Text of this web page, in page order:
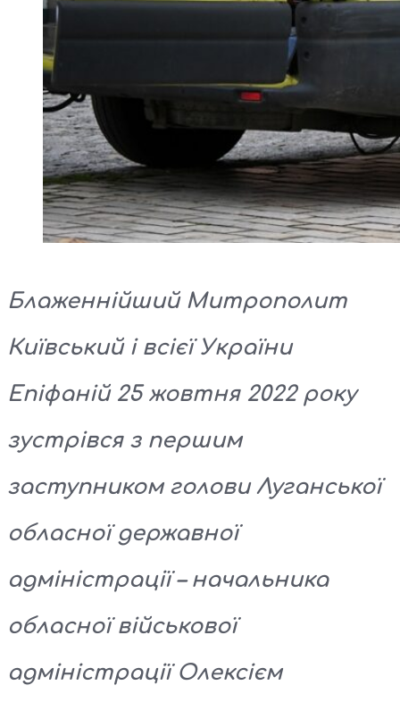
Блаженнійший Митрополит
Київський і всієї України
Епіфаній 25 жовтня 2022 року
зустрівся з першим
заступником голови Луганської
обласної державної
адміністрації – начальника
обласної військової
адміністрації Олексієм